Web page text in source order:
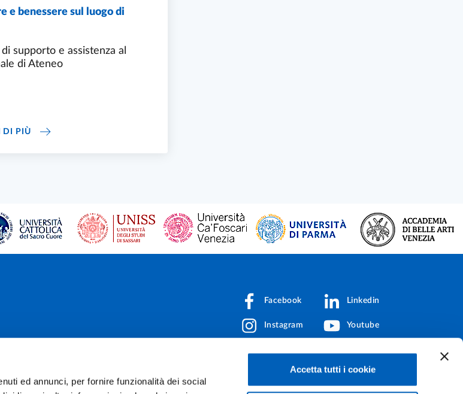
ed annunci, per fornire funzionalità dei social
Accetta tutti i cookie
ESSERE DELLA COMUNITÀ
e benessere sul luogo di
supporto e assistenza al
di Ateneo
DI PIÙWELFARE E BENESSERE SUL LUOGO DI LAVORO
Facebook
Instagram
Linkedin
Youtube
WhatsApp